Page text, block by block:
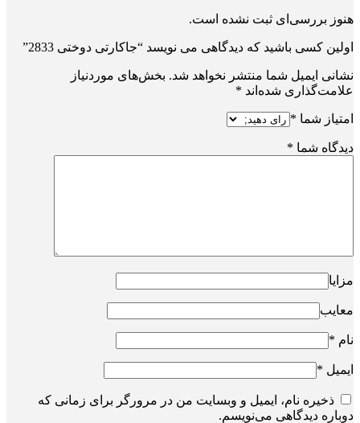
هنوز بررسی‌ای ثبت نشده است.
اولین کسی باشید که دیدگاهی می نویسد “جاکارتی دوختی 2833”
نشانی ایمیل شما منتشر نخواهد شد. بخش‌های موردنیاز
علامت‌گذاری شده‌اند *
امتیاز شما *
دیدگاه شما *
مزایا
معایب
نام *
ایمیل *
ذخیره نام، ایمیل و وبسایت من در مرورگر برای زمانی که
دوباره دیدگاهی می‌نویسم.